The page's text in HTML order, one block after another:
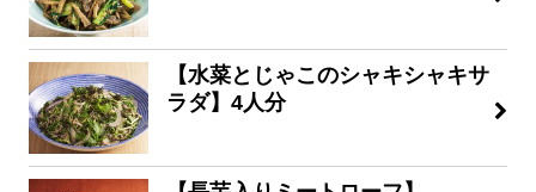
【水菜とじゃこのシャキシャキサ
ラダ】4人分